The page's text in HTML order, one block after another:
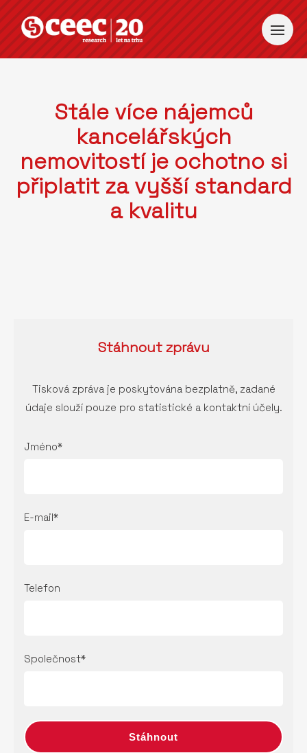
Stále více nájemců
kancelářských
nemovitostí je ochotno si
připlatit za vyšší standard
a kvalitu
Stáhnoutzprávu
Tisková zpráva je poskytována bezplatně, zadané
údaje slouží pouze pro statistické a kontaktní účely.
Jméno*
E-mail*
Telefon
Společnost*